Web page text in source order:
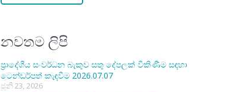
නවතම ලිපි
ප්‍රාදේශීය සංවර්ධන බැකුව සතු දේපලක් විකිණීම සඳහා
ටෙන්ඩර්පත් කැඳවීම 2026.07.07
ජූනි 23, 2026